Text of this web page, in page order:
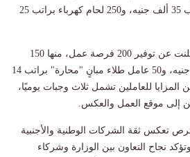
جنيه، و250 فني أرجون براتب 35 ألف جنيه، و250 لحام كهرباء براتب 25
وأضاف أن الشركة الثانية أعلنت عن توفير 200 فرصة عمل، منها 150
حدادًا مسلحًا براتب 14 ألف جنيه، و50 عامل طلاء مبانٍ "محارة" براتب 14
للعاملين تشمل ثلاث وجبات يوميًا،
إلى موقع العمل والعكس.
تعكس ثقة الشركات الوطنية والأجنبية
نجاح التعاون بين الوزارة وشركاء